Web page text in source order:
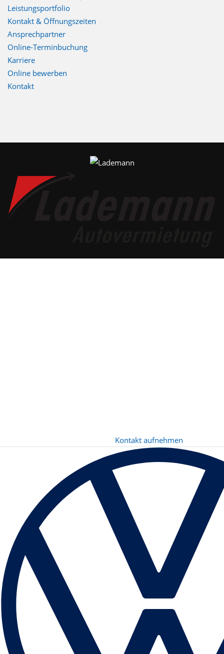
Leistungsportfolio
Kontakt & Öffnungszeiten
Ansprechpartner
Online-Terminbuchung
Karriere
Online bewerben
Kontakt
Kontakt aufnehmen